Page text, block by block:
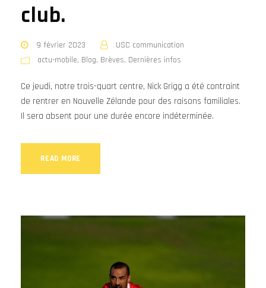
club.
9 février 2023
USC communication
actu-mobile, Blog, Brèves, Dernières infos
Ce jeudi, notre trois-quart centre, Nick Grigg a été contraint
de rentrer en Nouvelle Zélande pour des raisons familiales.
Il sera absent pour une durée encore indéterminée.
READ MORE